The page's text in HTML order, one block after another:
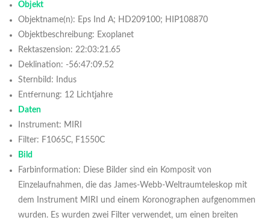
Objekt
Objektname(n): Eps Ind A; HD209100; HIP108870
Objektbeschreibung: Exoplanet
Rektaszension: 22:03:21.65
Deklination: -56:47:09.52
Sternbild: Indus
Entfernung: 12 Lichtjahre
Daten
Instrument: MIRI
Filter: F1065C, F1550C
Bild
Farbinformation: Diese Bilder sind ein Komposit von
Einzelaufnahmen, die das James-Webb-Weltraumteleskop mit
dem Instrument MIRI und einem Koronographen aufgenommen
wurden. Es wurden zwei Filter verwendet, um einen breiten